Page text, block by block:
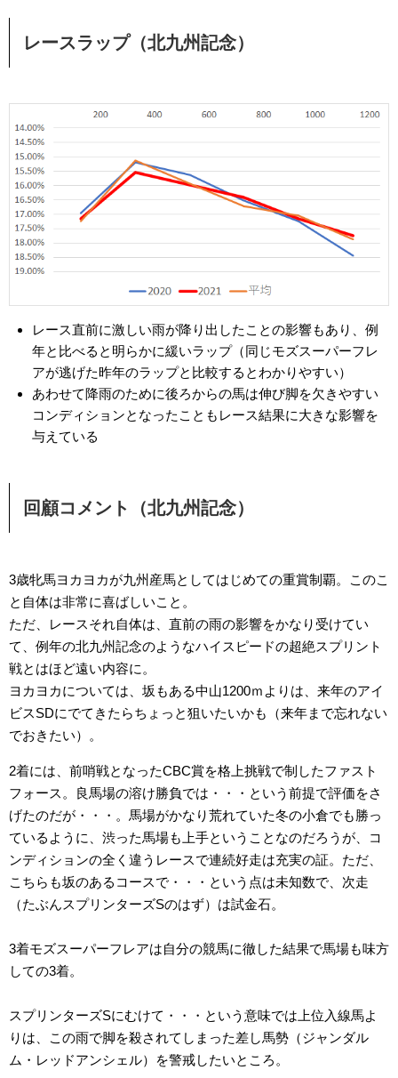
レースラップ（北九州記念）
レース直前に激しい雨が降り出したことの影響もあり、例
年と比べると明らかに緩いラップ（同じモズスーパーフレ
アが逃げた昨年のラップと比較するとわかりやすい）
あわせて降雨のために後ろからの馬は伸び脚を欠きやすい
コンディションとなったこともレース結果に大きな影響を
与えている
回顧コメント（北九州記念）
3歳牝馬ヨカヨカが九州産馬としてはじめての重賞制覇。このこ
と自体は非常に喜ばしいこと。
ただ、レースそれ自体は、直前の雨の影響をかなり受けてい
て、例年の北九州記念のようなハイスピードの超絶スプリント
戦とはほど遠い内容に。
ヨカヨカについては、坂もある中山1200ｍよりは、 来年のアイ
ビスSDにでてきたらちょっと狙いたいかも
（来年まで忘れない
でおきたい）。
2着には、前哨戦となったCBC賞を格上挑戦で制したファスト
フォース。良馬場の溶け勝負では・・・という前提で評価をさ
げたのだが・・・。馬場がかなり荒れていた冬の小倉でも勝っ
ているように、渋った馬場も上手ということなのだろうが、コ
ンディションの全く違うレースで連続好走は充実の証。ただ、
こちらも坂のあるコースで・・・という点は未知数で、次走
（たぶんスプリンターズSのはず）は試金石。
3着モズスーパーフレアは自分の競馬に徹した結果で馬場も味方
しての3着。
スプリンターズSにむけて・・・という意味では上位入線馬よ
りは、この雨で脚を殺されてしまった差し馬勢（ジャンダル
ム・レッドアンシェル）を警戒したいところ。